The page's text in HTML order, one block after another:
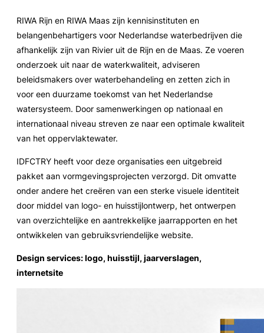
RIWA Rijn en RIWA Maas zijn kennisinstituten en
belangenbehartigers voor Nederlandse waterbedrijven die
afhankelijk zijn van Rivier uit de Rijn en de Maas. Ze voeren
onderzoek uit naar de waterkwaliteit, adviseren
beleidsmakers over waterbehandeling en zetten zich in
voor een duurzame toekomst van het Nederlandse
watersysteem. Door samenwerkingen op nationaal en
internationaal niveau streven ze naar een optimale kwaliteit
van het oppervlaktewater.
IDFCTRY heeft voor deze organisaties een uitgebreid
pakket aan vormgevingsprojecten verzorgd. Dit omvatte
onder andere het creëren van een sterke visuele identiteit
door middel van logo- en huisstijlontwerp, het ontwerpen
van overzichtelijke en aantrekkelijke jaarrapporten en het
ontwikkelen van gebruiksvriendelijke website.
Design services: logo, huisstijl, jaarverslagen,
internetsite